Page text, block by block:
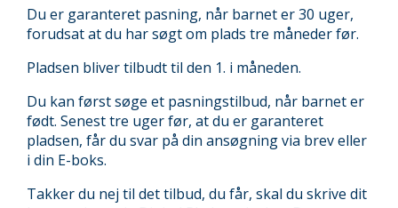
Du er garanteret pasning, når barnet er 30 uger,
forudsat at du har søgt om plads tre måneder før.
Pladsen bliver tilbudt til den 1. i måneden.
Du kan først søge et pasningstilbud, når barnet er
født. Senest tre uger før, at du er garanteret
pladsen, får du svar på din ansøgning via brev eller
i din E-boks.
Takker du nej til det tilbud, du får, skal du skrive dit